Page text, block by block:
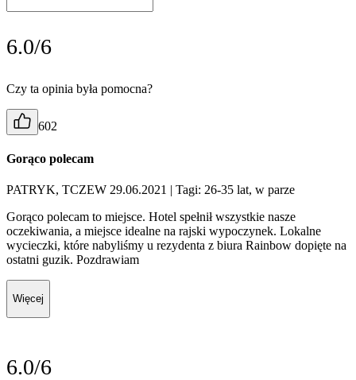
6.0/6
Czy ta opinia była pomocna?
602
Gorąco polecam
PATRYK, TCZEW 29.06.2021 | Tagi: 26-35 lat, w parze
Gorąco polecam to miejsce. Hotel spełnił wszystkie nasze
oczekiwania, a miejsce idealne na rajski wypoczynek. Lokalne
wycieczki, które nabyliśmy u rezydenta z biura Rainbow dopięte na
ostatni guzik. Pozdrawiam
Więcej
6.0/6